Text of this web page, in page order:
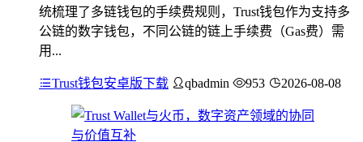
统梳理了多链钱包的手续费规则，Trust钱包作为支持多
公链的数字钱包，不同公链的链上手续费（Gas费）需
用...
Trust钱包安卓版下载 qbadmin 953 2026-08-08